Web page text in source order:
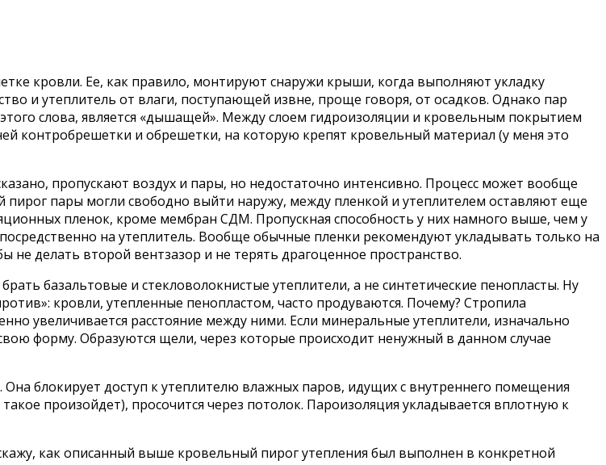
кровли. Ее, как правило, монтируют снаружи крыши, когда выполняют укладку
и утеплитель от влаги, поступающей извне, проще говоря, от осадков. Однако пар
слова, является «дышащей». Между слоем гидроизоляции и кровельным покрытием
контробрешетки и обрешетки, на которую крепят кровельный материал (у меня это
пропускают воздух и пары, но недостаточно интенсивно. Процесс может вообще
пары могли свободно выйти наружу, между пленкой и утеплителем оставляют еще
пленок, кроме мембран СДМ. Пропускная способность у них намного выше, чем у
на утеплитель. Вообще обычные пленки рекомендуют укладывать только на
делать второй вентзазор и не терять драгоценное пространство.
базальтовые и стекловолокнистые утеплители, а не синтетические пенопласты. Ну
кровли, утепленные пенопластом, часто продуваются. Почему? Стропила
увеличивается расстояние между ними. Если минеральные утеплители, изначально
форму. Образуются щели, через которые происходит ненужный в данном случае
блокирует доступ к утеплителю влажных паров, идущих с внутреннего помещения
произойдет), просочится через потолок. Пароизоляция укладывается вплотную к
как описанный выше кровельный пирог утепления был выполнен в конкретной